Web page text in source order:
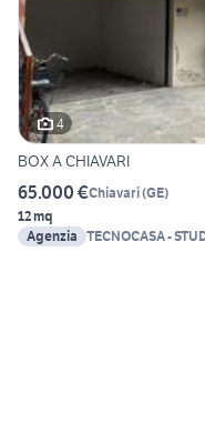
4
BOX A CHIAVARI
65.000 €Chiavari(GE)
12 mq
Agenzia TECNOCASA -